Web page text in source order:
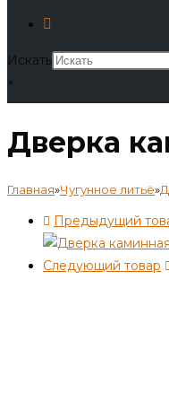
Искать
×
Дверка
Главная»Чугунное литьё»
Предыдущий
Следующий товар